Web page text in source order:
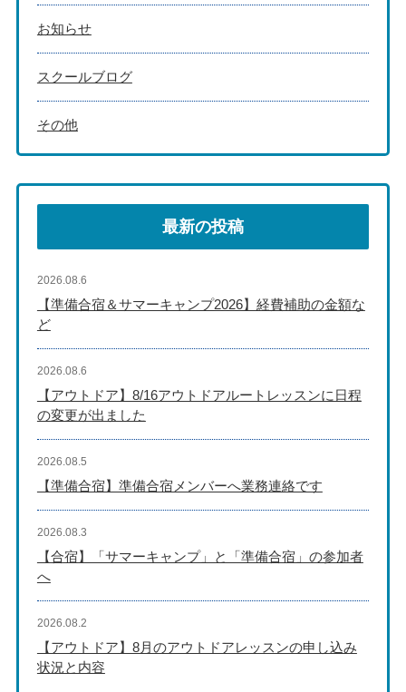
お知らせ
スクールブログ
その他
最新の投稿
【準備合宿＆サマーキャンプ2026】経費補助の金額な
ど
2026.08.6
【アウトドア】8/16アウトドアルートレッスンに日程
の変更が出ました
2026.08.6
【準備合宿】準備合宿メンバーへ業務連絡です
2026.08.5
【合宿】「サマーキャンプ」と「準備合宿」の参加者
へ
2026.08.3
【アウトドア】8月のアウトドアレッスンの申し込み
状況と内容
2026.08.2